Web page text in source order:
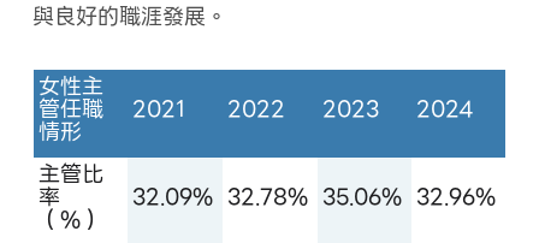
與良好的職涯發展。
女性主
管任職
情形
2021 2022 2023
2024
主管比
率
（%）
32.09% 32.78% 35.06% 32.96%